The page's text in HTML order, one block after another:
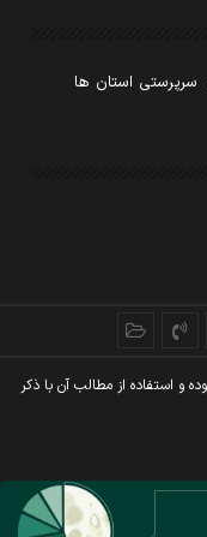
سرپرستی استان ها
و استفاده از مطالب آن با ذکر